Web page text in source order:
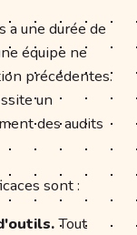
a une durée de
équipe ne
précédentes.
un
des audits
sont :
Tout